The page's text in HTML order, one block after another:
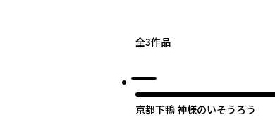
全3作品
京都下鴨 神様のいそうろう